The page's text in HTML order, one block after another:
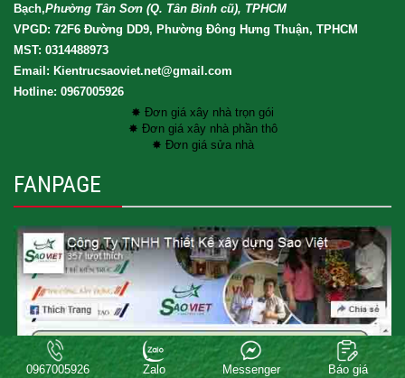
Bạch,Phường Tân Sơn (Q. Tân Bình cũ), TPHCM
VPGD: 72F6 Đường DD9, Phường Đông Hưng Thuận, TPHCM
MST: 0314488973
Email: Kientrucsaoviet.net@gmail.com
Hotline: 0967005926
✸ Đơn giá xây nhà trọn gói
✸ Đơn giá xây nhà phần thô
✸ Đơn giá sửa nhà
FANPAGE
Copyright® 2017 XAY DUNG SAO VIET CO.LTD . All rights reserved.
0967005926 Zalo Messenger Báo giá